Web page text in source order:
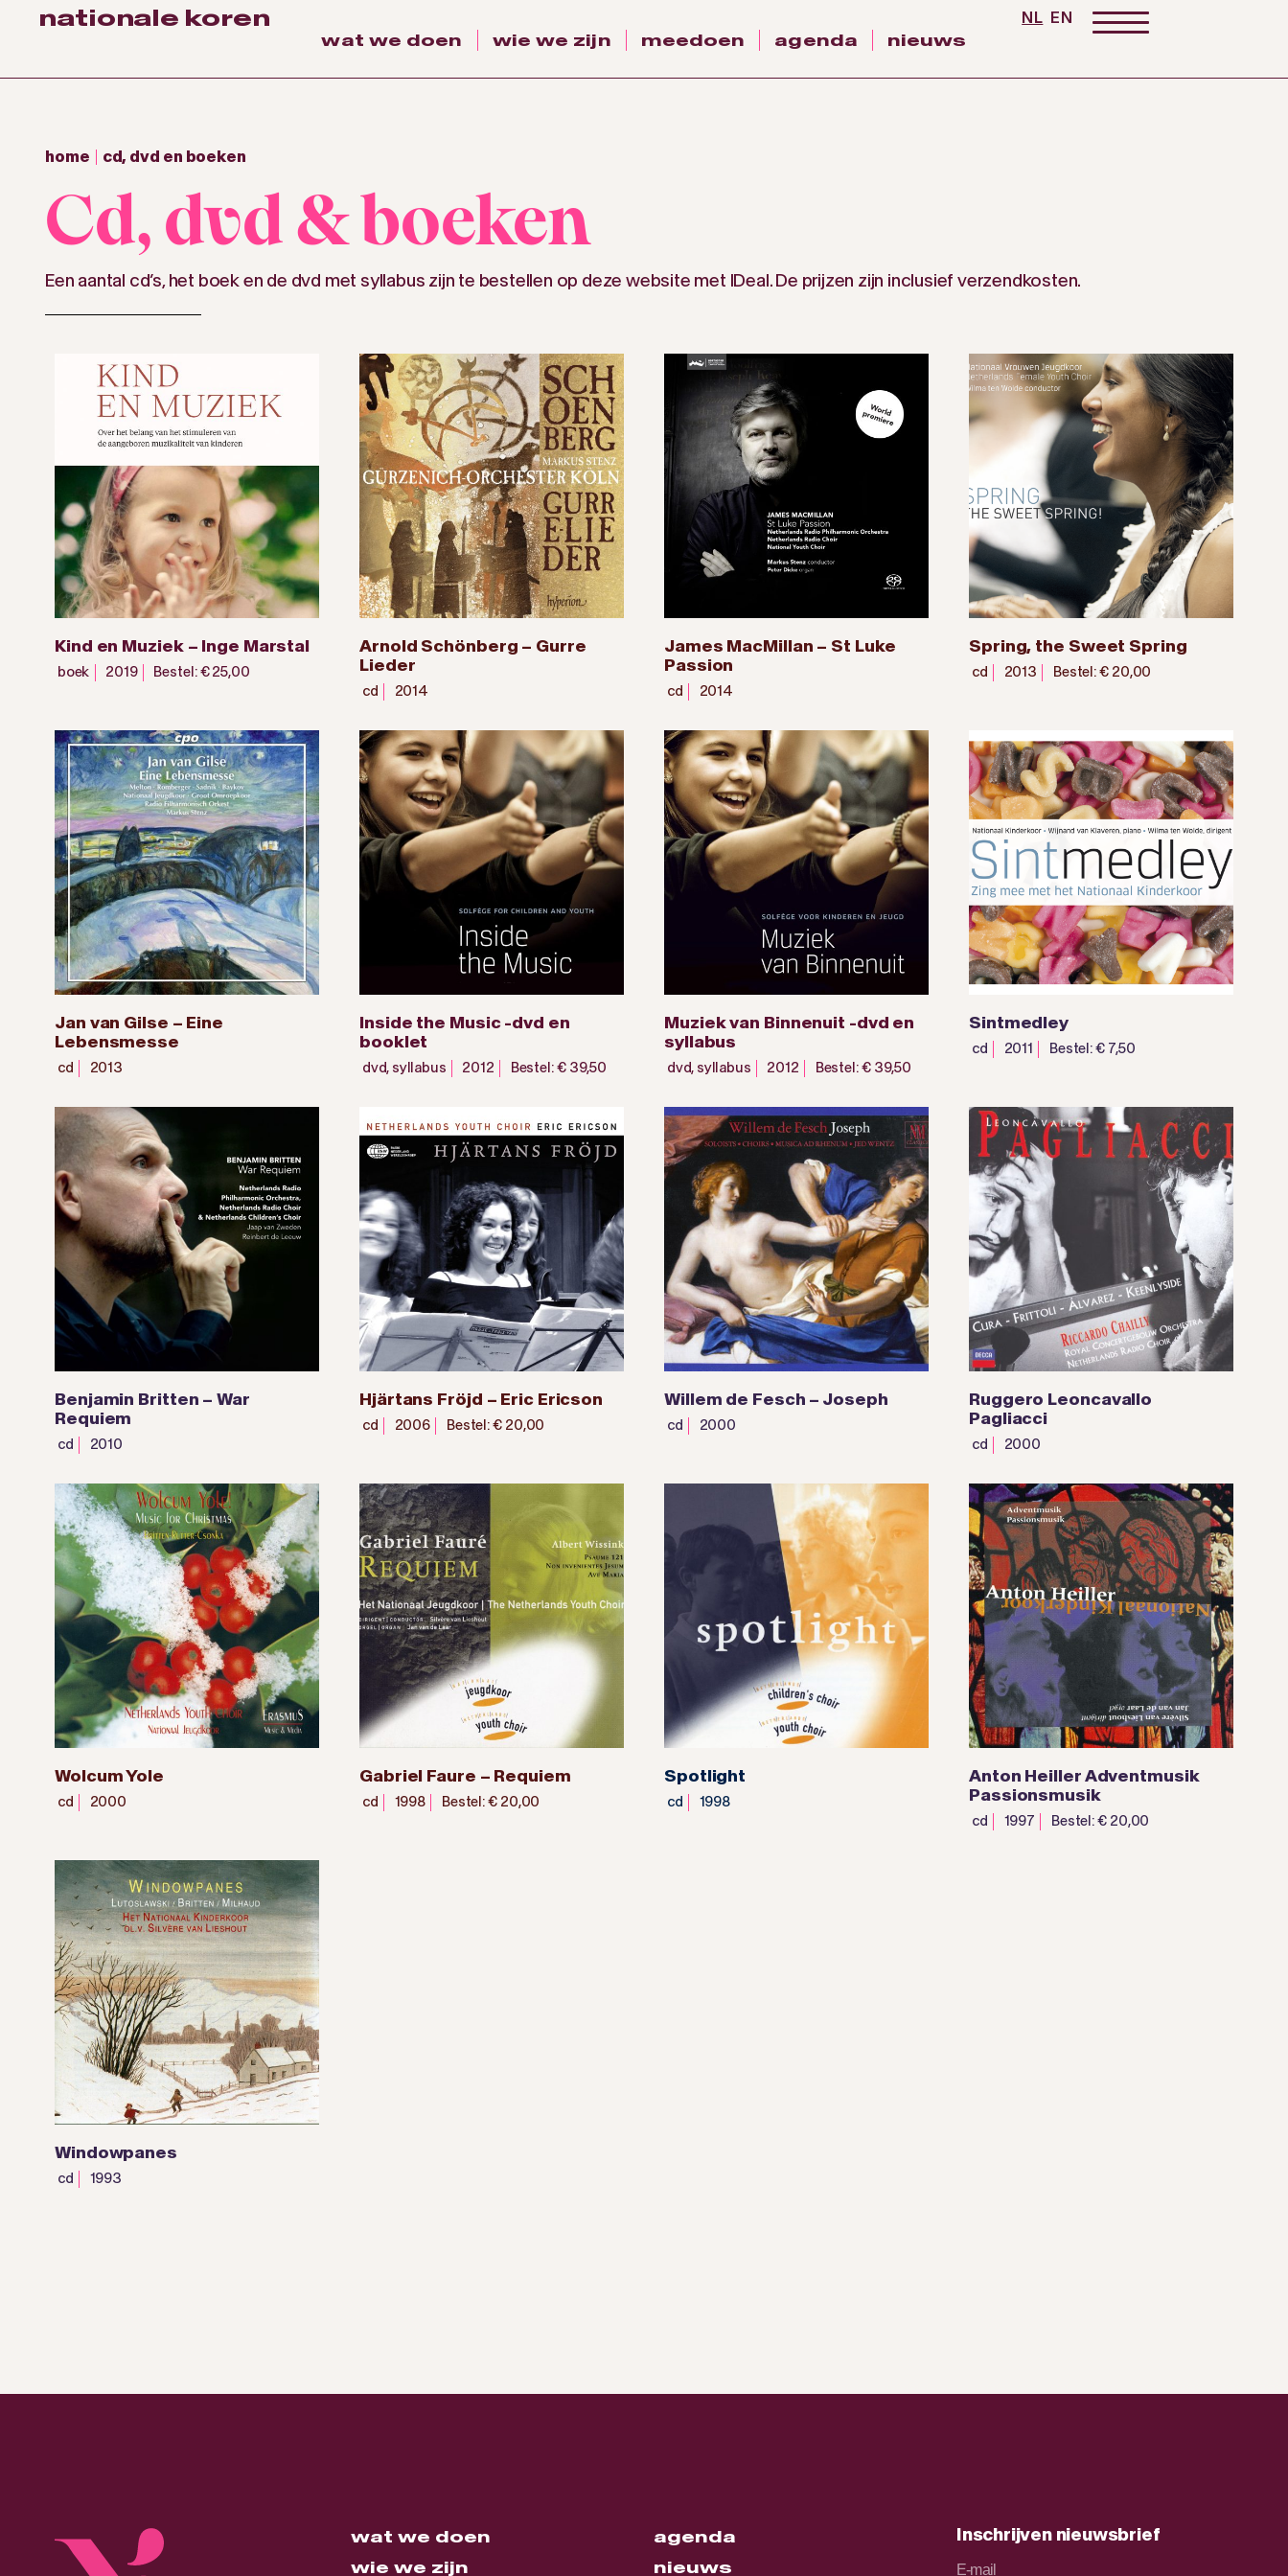
nationale koren
wat we doen wie we zijn meedoen agenda nieuws
NL EN
home cd, dvd en boeken
Cd, dvd & boeken
Een aantal cd’s, het boek en de dvd met syllabus zijn te bestellen op deze website met IDeal. De prijzen zijn inclusief verzendkosten.
Kind en Muziek – Inge Marstal
boek 2019 Bestel: € 25,00
Arnold Schönberg – Gurre
Lieder
cd 2014
James MacMillan – St Luke
Passion
cd 2014
Spring, the Sweet Spring
cd 2013 Bestel: € 20,00
Jan van Gilse – Eine
Lebensmesse
cd 2013
Inside the Music -dvd en
booklet
dvd, syllabus 2012 Bestel: € 39,50
Muziek van Binnenuit -dvd en
syllabus
dvd, syllabus 2012 Bestel: € 39,50
Sintmedley
cd 2011 Bestel: € 7,50
Benjamin Britten – War
Requiem
cd 2010
Hjärtans Fröjd – Eric Ericson
cd 2006 Bestel: € 20,00
Willem de Fesch – Joseph
cd 2000
Ruggero Leoncavallo
Pagliacci
cd 2000
Wolcum Yole
cd 2000
Gabriel Faure – Requiem
cd 1998 Bestel: € 20,00
Spotlight
cd 1998
Anton Heiller Adventmusik
Passionsmusik
cd 1997 Bestel: € 20,00
Windowpanes
cd 1993
wat we doen
wie we zijn
agenda
nieuws
Inschrijven nieuwsbrief